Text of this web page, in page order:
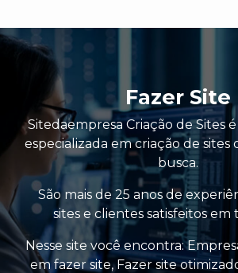
Fazer Site
Sitedaempresa Criação de Sites
especializada em criação de sites
busca.
São mais de 25 anos de
sites e clientes satisfeitos em
Nesse site você encontra:
em fazer site,Fazer site